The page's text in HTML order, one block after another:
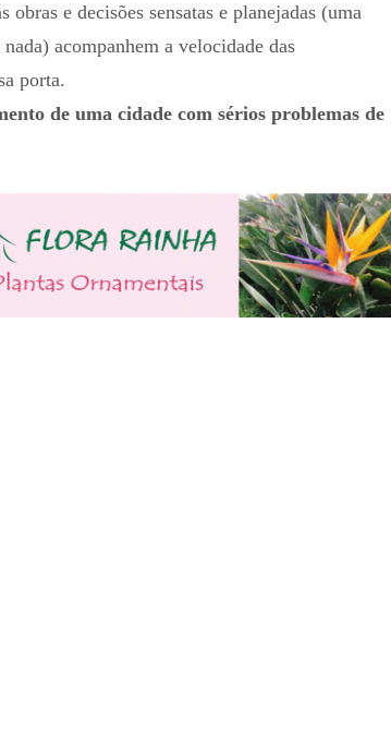
obras e decisões sensatas e planejadas (uma
acompanhem a velocidade das
porta.
de uma cidade com sérios problemas de